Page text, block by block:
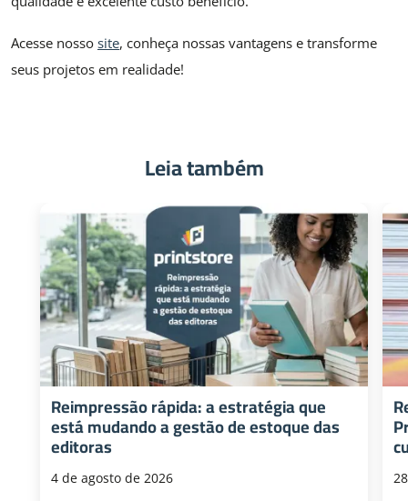
Acesse nosso site, conheça nossas vantagens e transforme
seus projetos em realidade!
Leia também
Reimpressão rápida: a estratégia que
está mudando a gestão de estoque das
editoras
4 de agosto de 2026